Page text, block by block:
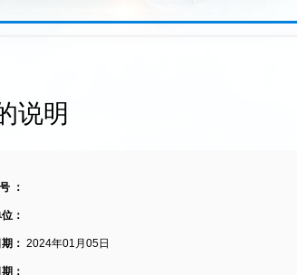
说明
：
：
： 2024年01月05日
：